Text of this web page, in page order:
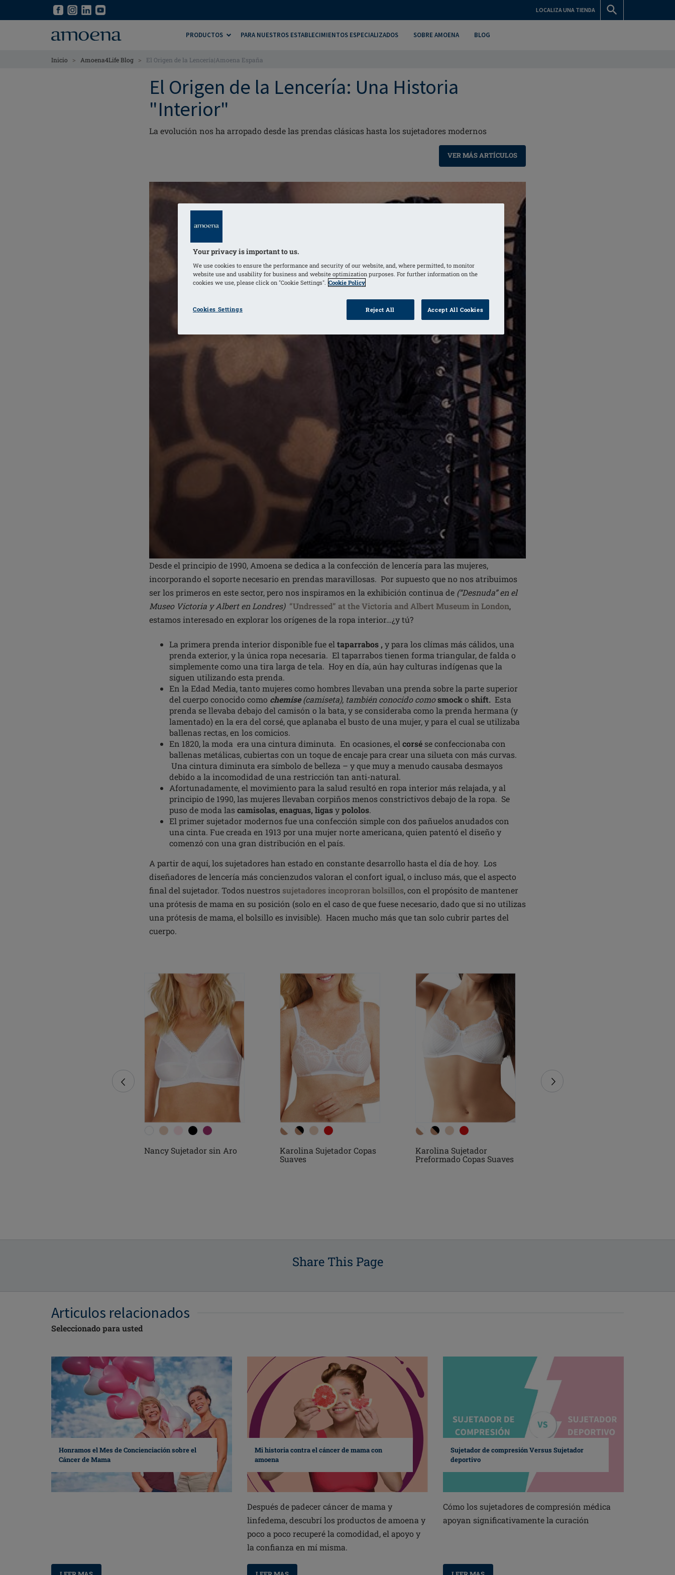
LOCALIZA UNA TIENDA
PRODUCTOS PARA NUESTROS ESTABLECIMIENTOS ESPECIALIZADOS SOBRE AMOENA BLOG
Inicio > Amoena4Life Blog > El Origen de la Lencería|Amoena España
El Origen de la Lencería: Una Historia
"Interior"
La evolución nos ha arropado desde las prendas clásicas hasta los sujetadores modernos
VER MÁS ARTÍCULOS
Desde el principio de 1990, Amoena se dedica a la confección de lencería para las mujeres,
incorporando el soporte necesario en prendas maravillosas. Por supuesto que no nos atribuimos
ser los primeros en este sector, pero nos inspiramos en la exhibición continua de (“Desnuda” en el
Museo Victoria y Albert en Londres) “Undressed” at the Victoria and Albert Museum in London,
estamos interesado en explorar los orígenes de la ropa interior…¿y tú?
La primera prenda interior disponible fue el taparrabos , y para los clímas más cálidos, una
prenda exterior, y la única ropa necesaria. El taparrabos tienen forma triangular, de falda o
simplemente como una tira larga de tela. Hoy en día, aún hay culturas indígenas que la
siguen utilizando esta prenda.
En la Edad Media, tanto mujeres como hombres llevaban una prenda sobre la parte superior
del cuerpo conocido como chemise(camiseta), también conocido comosmocko shift. Esta
prenda se llevaba debajo del camisón o la bata, y se consideraba como la prenda hermana (y
lamentado) en la era del corsé, que aplanaba el busto de una mujer, y para el cual se utilizaba
ballenas rectas, en los comicios.
En 1820, la moda era una cintura diminuta. En ocasiones, el corsé se confeccionaba con
ballenas metálicas, cubiertas con un toque de encaje para crear una silueta con más curvas.
Una cintura diminuta era símbolo de belleza – y que muy a menudo causaba desmayos
debido a la incomodidad de una restricción tan anti-natural.
Afortunadamente, el movimiento para la salud resultó en ropa interior más relajada, y al
principio de 1990, las mujeres llevaban corpiños menos constrictivos debajo de la ropa. Se
puso de moda lascamisolas, enaguas, ligasypololos.
El primer sujetador modernos fue una confección simple con dos pañuelos anudados con
una cinta. Fue creada en 1913 por una mujer norte americana, quien patentó el diseño y
comenzó con una gran distribución en el país.
A partir de aquí, los sujetadores han estado en constante desarrollo hasta el día de hoy. Los
diseñadores de lencería más concienzudos valoran el confort igual, o incluso más, que el aspecto
final del sujetador. Todos nuestros sujetadores incoproran bolsillos, con el propósito de mantener
una prótesis de mama en su posición (solo en el caso de que fuese necesario, dado que si no utilizas
una prótesis de mama, el bolsillo es invisible). Hacen mucho más que tan solo cubrir partes del
cuerpo.
Nancy Sujetador sin Aro
Karolina Sujetador Copas
Suaves
Karolina Sujetador
Preformado Copas Suaves
Share This Page
Articulos relacionados
Seleccionado para usted
Honramos el Mes de Concienciación sobre el
Cáncer de Mama
Mi historia contra el cáncer de mama con
amoena
Después de padecer cáncer de mama y
linfedema, descubrí los productos de amoena y
poco a poco recuperé la comodidad, el apoyo y
la confianza en mí misma.
Sujetador de compresión Versus Sujetador
deportivo
Cómo los sujetadores de compresión médica
apoyan significativamente la curación
Your privacy is important to us.
We use cookies to ensure the performance and security of our website, and, where permitted, to monitor
website use and usability for business and website optimization purposes. For further information on the
cookies we use, please click on "Cookie Settings". Cookie Policy
Cookies Settings Reject All Accept All Cookies